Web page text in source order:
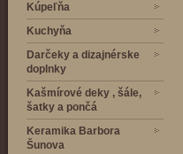
Kúpeľňa
Kuchyňa
Darčeky a dizajnérske
doplnky
Kašmírové deky , šále,
šatky a pončá
Keramika Barbora
Šunova